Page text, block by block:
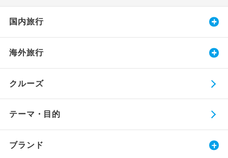
国内旅行
海外旅行
クルーズ
テーマ・目的
ブランド